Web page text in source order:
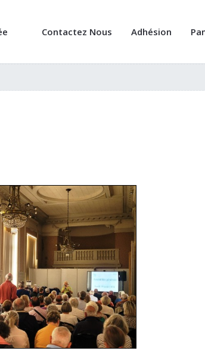
Contactez Nous Adhésion